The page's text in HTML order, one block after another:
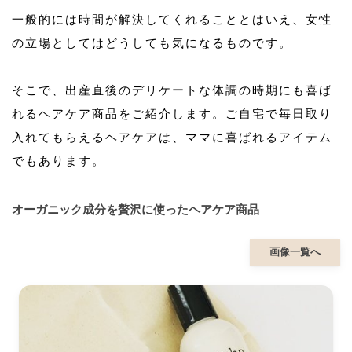
一般的には時間が解決してくれることとはいえ、女性
の立場としてはどうしても気になるものです。
そこで、出産直後のデリケートな体調の時期にも喜ば
れるヘアケア商品をご紹介します。ご自宅で毎日取り
入れてもらえるヘアケアは、ママに喜ばれるアイテム
でもあります。
オーガニック成分を贅沢に使ったヘアケア商品
画像一覧へ